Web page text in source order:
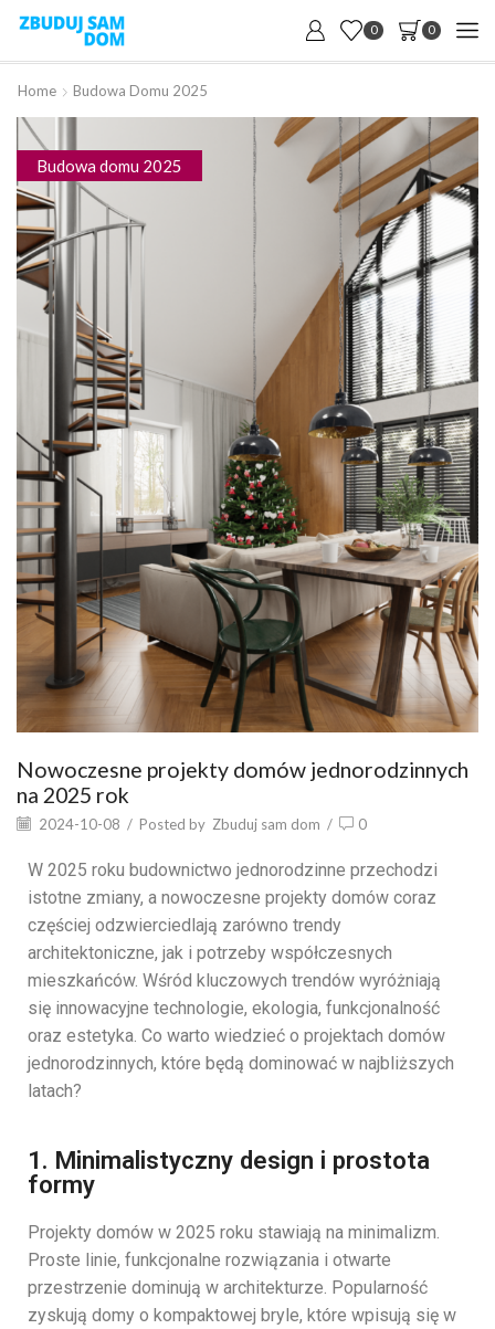
0 0
Home Budowa Domu 2025
Budowa domu 2025
Nowoczesne projekty domów jednorodzinnych
na 2025 rok
2024-10-08 / Posted by Zbuduj sam dom / 0
W 2025 roku budownictwo jednorodzinne przechodzi
istotne zmiany, a nowoczesne projekty domów coraz
częściej odzwierciedlają zarówno trendy
architektoniczne, jak i potrzeby współczesnych
mieszkańców. Wśród kluczowych trendów wyróżniają
się innowacyjne technologie, ekologia, funkcjonalność
oraz estetyka. Co warto wiedzieć o projektach domów
jednorodzinnych, które będą dominować w najbliższych
latach?
1. Minimalistyczny design i prostota
formy
Projekty domów w 2025 roku stawiają na minimalizm.
Proste linie, funkcjonalne rozwiązania i otwarte
przestrzenie dominują w architekturze. Popularność
zyskują domy o kompaktowej bryle, które wpisują się w